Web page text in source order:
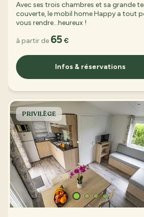
Avec ses trois chambres et sa grande
couverte, le mobil home Happy a tout
vous rendre…heureux !
à partir de 65 €
Infos & réservations
PRIVILÈGE